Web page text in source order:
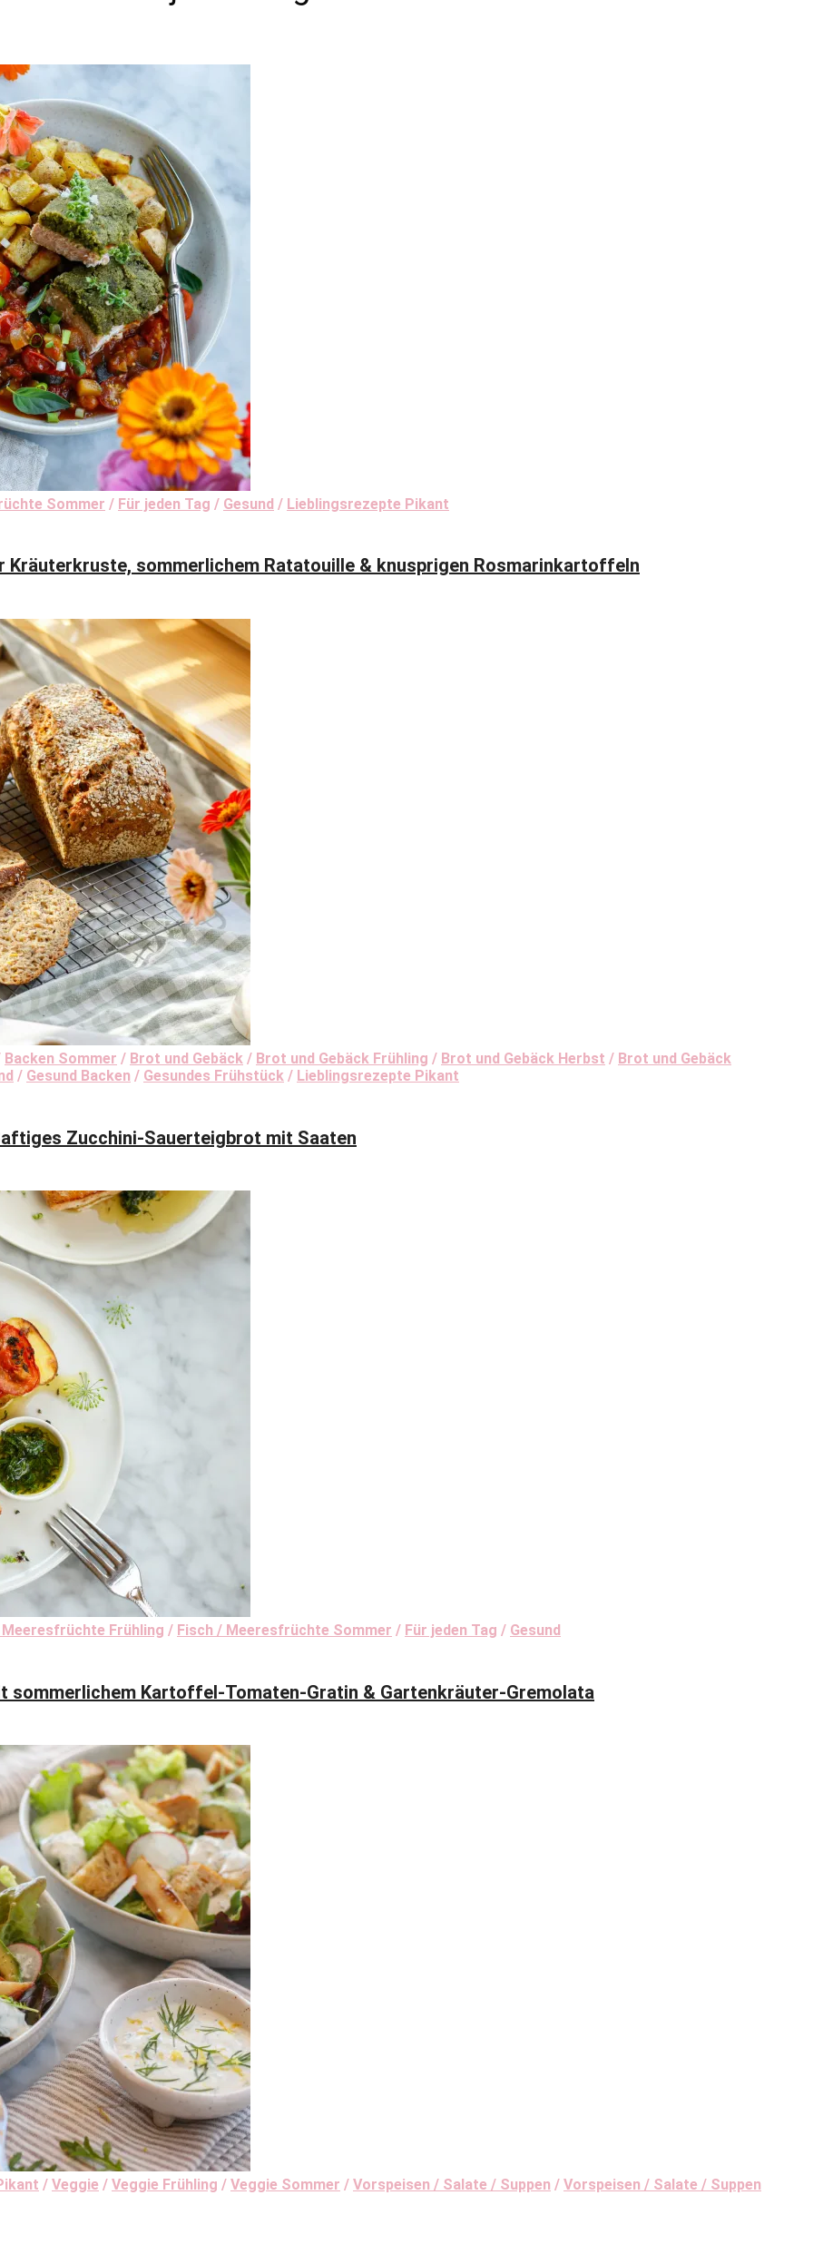
Sommer / Für jeden Tag / Gesund / Lieblingsrezepte Pikant
Kräuterkruste, sommerlichem Ratatouille & knusprigen Rosmarinkartoffeln
Backen Sommer / Brot und Gebäck / Brot und Gebäck Frühling / Brot und Gebäck Herbst / Brot und Gebäck
/ Gesund Backen / Gesundes Frühstück / Lieblingsrezepte Pikant
Saftiges Zucchini-Sauerteigbrot mit Saaten
Frühling / Fisch / Meeresfrüchte Sommer / Für jeden Tag / Gesund
sommerlichem Kartoffel-Tomaten-Gratin & Gartenkräuter-Gremolata
/ Veggie / Veggie Frühling / Veggie Sommer / Vorspeisen / Salate / Suppen / Vorspeisen / Salate / Suppen